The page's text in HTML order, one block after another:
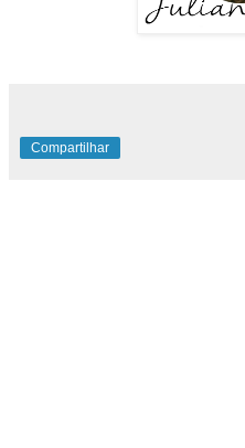
Compartilhar